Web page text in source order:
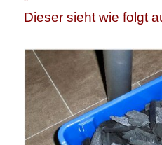
Dieser sieht wie folgt